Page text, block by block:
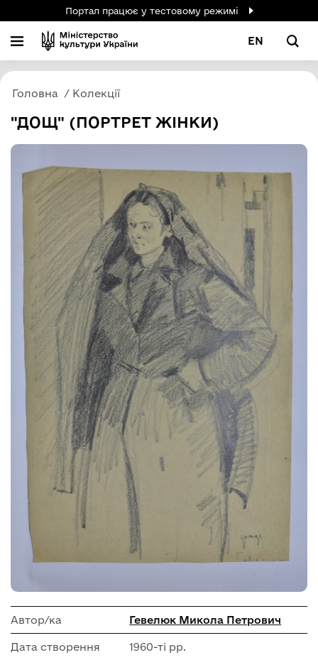
Портал працює у тестовому режимі
EN
Головна Колекції
"ДОЩ" (ПОРТРЕТ ЖІНКИ)
Автор/ка Гевелюк Микола Петрович
Дата створення 1960-ті рр.